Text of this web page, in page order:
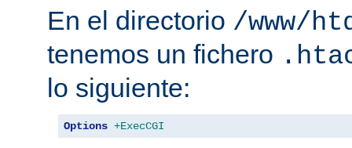
En el directorio /www/
tenemos un fichero
lo siguiente:
Options +ExecCGI